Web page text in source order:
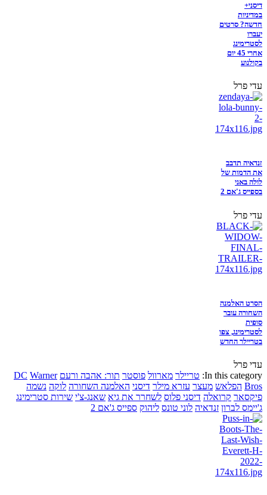
דיסני+
במדיניות
חדשה? סרטים
יעברו
לסטרימינג
אחרי 45 יום
בקולנוע
עדי פרל
זנדאיה תדבב
את הדמות של
לולה באני
בספייס ג'אם 2
עדי פרל
הסרט האלמנה
השחורה עובר
סופית
לסטרימינג, צפו
בטריילר החדש
עדי פרל
In this category: טריילר מארוול פוסטר תור: אהבה ורעם DC Warner
Bros הפלאש מעצר עזרא מילר דיסני האלמנה השחורה לוקה נשמה
פיקסאר קרואלה דיסני פלוס לשחרר את גיא שאנג-צ'י שירות סטרימינג
ג'יימס לברון זנדאיה לוני טונס ליהוק ספייס ג'אם 2